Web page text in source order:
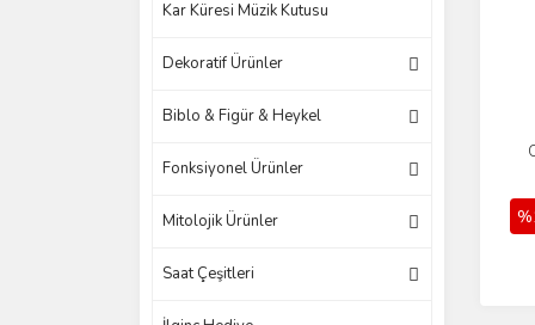
Kar Küresi Müzik Kutusu
Dekoratif Ürünler
Biblo & Figür & Heykel
Fonksiyonel Ürünler
Mitolojik Ürünler
Saat Çeşitleri